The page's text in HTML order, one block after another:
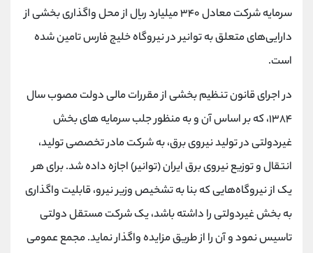
سرمایه شرکت معادل ۳۴۰ میلیارد ریال از محل واگذاری بخشی از
دارایی‌های متعلق به توانیر در نیروگاه خلیج فارس تامین شده
است.
در اجرای قانون تنظیم بخشی از مقررات مالی دولت مصوب سال
۱۳۸۴، که بر اساس آن و به منظور جلب سرمایه های بخش
غیردولتی در تولید نیروی برق، به شرکت مادر تخصصی تولید،
انتقال و توزیع نیروی برق ایران (توانیر) اجازه داده شد. برای هر
یک از نیروگاه‌هایی که بنا به تشخیص وزیر نیرو، قابلیت واگذاری
به بخش غیردولتی را داشته باشد، یک شرکت مستقل دولتی
تاسیس نمود و آن را از طریق مزایده واگذار نماید. مجمع عمومی